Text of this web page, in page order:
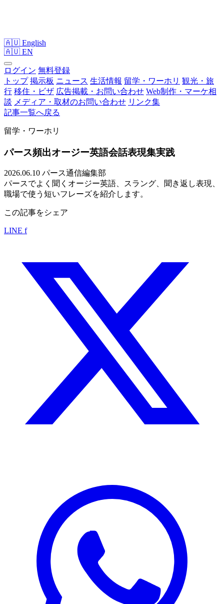
🇦🇺 English
🇦🇺 EN
ログイン 無料登録
トップ 掲示板 ニュース 生活情報 留学・ワーホリ 観光・旅
行 移住・ビザ 広告掲載・お問い合わせ Web制作・マーケ相
談 メディア・取材のお問い合わせ リンク集
記事一覧へ戻る
留学・ワーホリ
パース頻出オージー英語会話表現集実践
2026.06.10 パース通信編集部
パースでよく聞くオージー英語、スラング、聞き返し表現、
職場で使う短いフレーズを紹介します。
この記事をシェア
LINE f